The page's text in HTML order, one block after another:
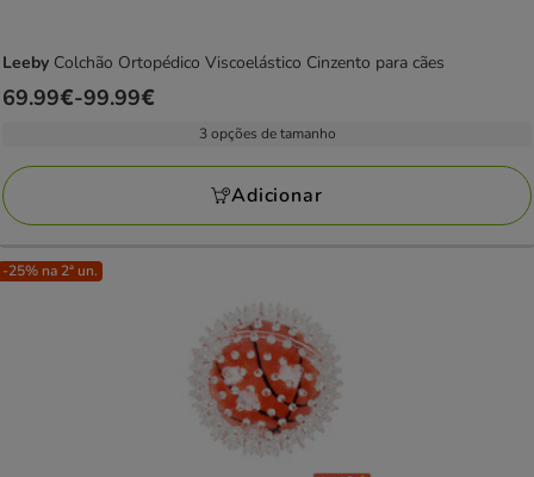
Leeby Colchão Ortopédico Viscoelástico Cinzento para cães
Preço
a
99.99€
69.99€-99.99€
3 opções de tamanho
Adicionar
-25% na 2ª un.